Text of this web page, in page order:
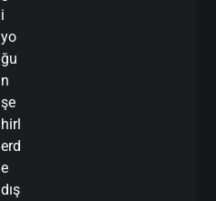
i
yo
ğu
n
şe
hirl
erd
e
dış